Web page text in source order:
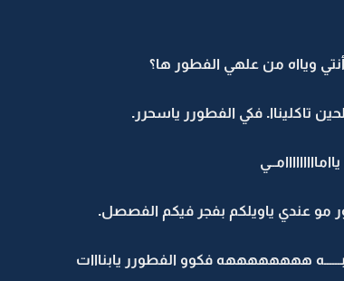
ويااه من علهي الفطور ها؟
تاكليناا. فكي الفطورر ياسحرر.
مو عندي ياويلكم بفجر فيكم الفصصل.
ههههههههه فكوو الفطورر يابنااات